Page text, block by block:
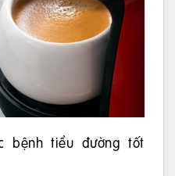
bệnh tiểu đường tốt